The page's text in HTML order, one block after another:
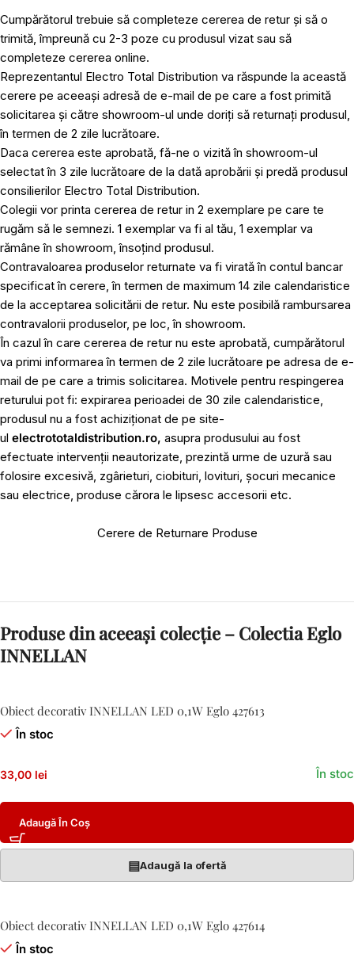
Cumpărătorul trebuie să completeze cererea de retur și să o
trimită, împreună cu 2-3 poze cu produsul vizat sau să
completeze cererea online.
Reprezentantul Electro Total Distribution va răspunde la această
cerere pe aceeași adresă de e-mail de pe care a fost primită
solicitarea și către showroom-ul unde doriți să returnați produsul,
în termen de 2 zile lucrătoare.
Daca cererea este aprobată, fă-ne o vizită în showroom-ul
selectat în 3 zile lucrătoare de la dată aprobării și predă produsul
consilierilor Electro Total Distribution.
Colegii vor printa cererea de retur in 2 exemplare pe care te
rugăm să le semnezi. 1 exemplar va fi al tău, 1 exemplar va
rămâne în showroom, însoțind produsul.
Contravaloarea produselor returnate va fi virată în contul bancar
specificat în cerere, în termen de maximum 14 zile calendaristice
de la acceptarea solicitării de retur. Nu este posibilă rambursarea
contravalorii produselor, pe loc, în showroom.
În cazul în care cererea de retur nu este aprobată, cumpărătorul
va primi informarea în termen de 2 zile lucrătoare pe adresa de e-
mail de pe care a trimis solicitarea. Motivele pentru respingerea
returului pot fi: expirarea perioadei de 30 zile calendaristice,
produsul nu a fost achiziționat de pe site-
ul electrototaldistribution.ro, asupra produsului au fost
efectuate intervenții neautorizate, prezintă urme de uzură sau
folosire excesivă, zgârieturi, ciobituri, lovituri, șocuri mecanice
sau electrice, produse cărora le lipsesc accesorii etc.
Cerere de Returnare Produse
Produse din aceeași colecție – Colectia Eglo
INNELLAN
Obiect decorativ INNELLAN LED 0,1W Eglo 427613
În stoc
33,00 lei În stoc
Adaugă În Coș
▤Adaugă la ofertă
Obiect decorativ INNELLAN LED 0,1W Eglo 427614
În stoc